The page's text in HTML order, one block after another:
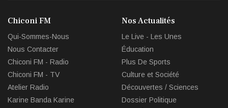
Chiconi FM
Qui-Sommes-Nous
Nous Contacter
Chiconi FM - Radio
Chiconi FM - TV
Atelier Radio
Karine Banda Karine
Nos Actualités
Le Live - Les Unes
Éducation
Plus De Sports
Culture et Société
Découvertes / Sciences
Dossier Politique